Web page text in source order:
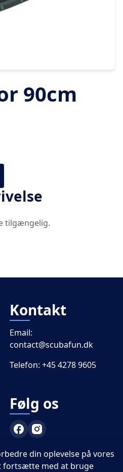
90cm
tilgængelig.
Kontakt
Email:
contact@scubafun.dk
Telefon: +45 4278 9605
Følg os
din oplevelse på vores
fortsætte med at bruge